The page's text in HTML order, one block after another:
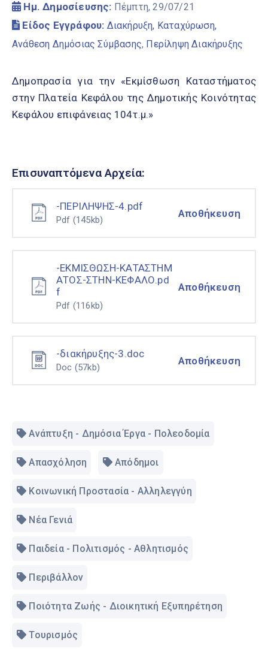
Ημ. Δημοσίευσης: Πέμπτη, 29/07/21
Είδος Εγγράφου: Διακήρυξη, Καταχύρωση,
Ανάθεση Δημόσιας Σύμβασης, Περίληψη Διακήρυξης
Δημοπρασία για την «Εκμίσθωση Καταστήματος
στην Πλατεία Κεφάλου της Δημοτικής Κοινότητας
Κεφάλου επιφάνειας 104τ.μ.»
Επισυναπτόμενα Αρχεία:
-ΠΕΡΙΛΗΨΗΣ-4.pdf
Pdf (145kb)
Αποθήκευση
-ΕΚΜΙΣΘΩΣΗ-ΚΑΤΑΣΤΗΜ
ΑΤΟΣ-ΣΤΗΝ-ΚΕΦΑΛΟ.pd
f
Pdf (116kb)
Αποθήκευση
-διακήρυξης-3.doc
Doc (57kb)
Αποθήκευση
Ανάπτυξη - Δημόσια Έργα - Πολεοδομία
Απασχόληση Απόδημοι
Κοινωνική Προστασία - Αλληλεγγύη
Νέα Γενιά
Παιδεία - Πολιτισμός - Αθλητισμός
Περιβάλλον
Ποιότητα Ζωής - Διοικητική Εξυπηρέτηση
Τουρισμός